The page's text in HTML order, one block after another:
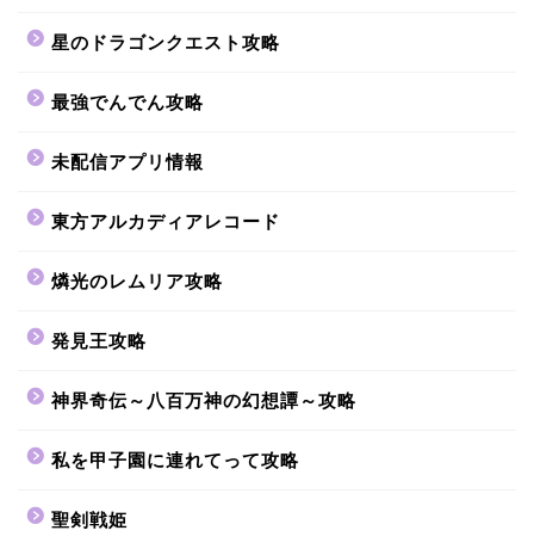
星のドラゴンクエスト攻略
最強でんでん攻略
未配信アプリ情報
東方アルカディアレコード
燐光のレムリア攻略
発見王攻略
神界奇伝～八百万神の幻想譚～攻略
私を甲子園に連れてって攻略
聖剣戦姫